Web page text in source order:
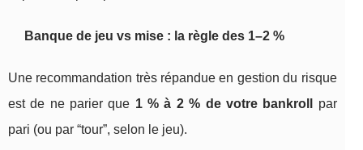
Banque de jeu vs mise : la règle des 1–2 %
Une recommandation très répandue en gestion du risque
est de ne parier que 1 % à 2 % de votre bankroll
par
pari (ou par “tour”, selon le jeu).